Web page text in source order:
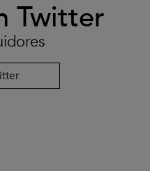
Twitter